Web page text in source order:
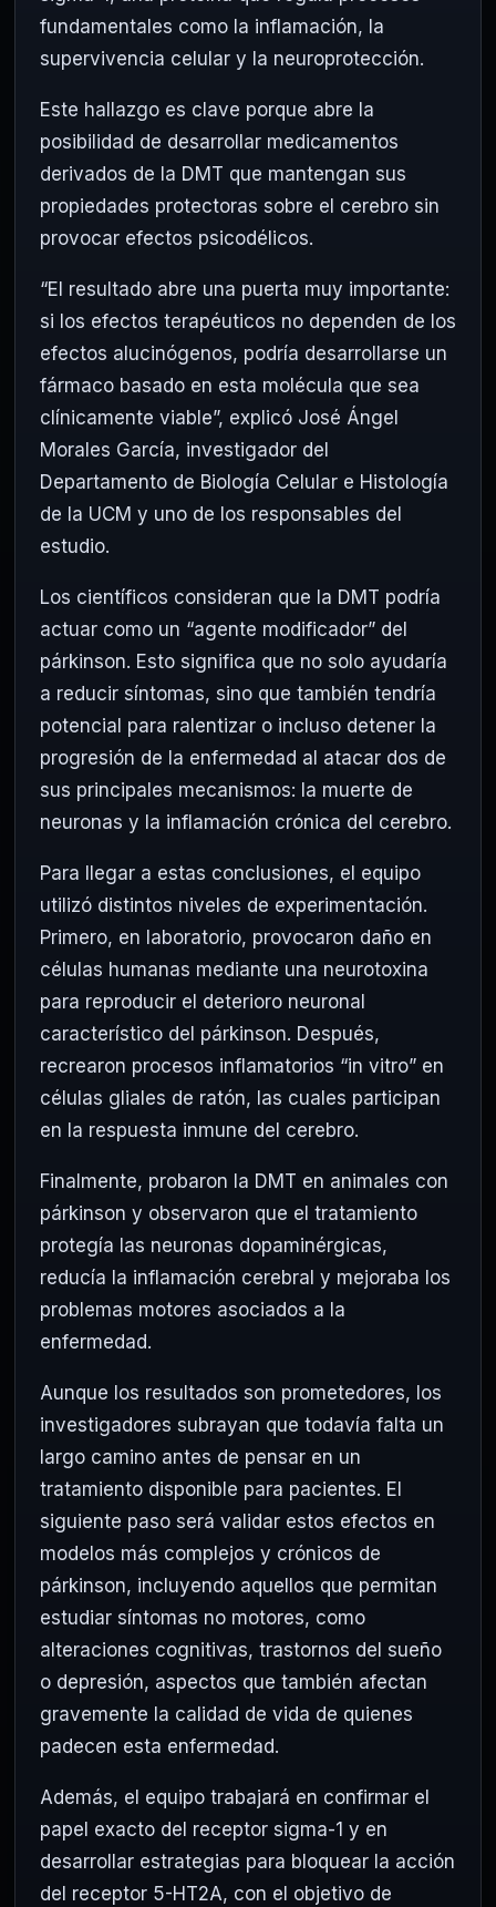
fundamentales como la inflamación, la
supervivencia celular y la neuroprotección.
Este hallazgo es clave porque abre la
posibilidad de desarrollar medicamentos
derivados de la DMT que mantengan sus
propiedades protectoras sobre el cerebro sin
provocar efectos psicodélicos.
“El resultado abre una puerta muy importante:
si los efectos terapéuticos no dependen de los
efectos alucinógenos, podría desarrollarse un
fármaco basado en esta molécula que sea
clínicamente viable”, explicó José Ángel
Morales García, investigador del
Departamento de Biología Celular e Histología
de la UCM y uno de los responsables del
estudio.
Los científicos consideran que la DMT podría
actuar como un “agente modificador” del
párkinson. Esto significa que no solo ayudaría
a reducir síntomas, sino que también tendría
potencial para ralentizar o incluso detener la
progresión de la enfermedad al atacar dos de
sus principales mecanismos: la muerte de
neuronas y la inflamación crónica del cerebro.
Para llegar a estas conclusiones, el equipo
utilizó distintos niveles de experimentación.
Primero, en laboratorio, provocaron daño en
células humanas mediante una neurotoxina
para reproducir el deterioro neuronal
característico del párkinson. Después,
recrearon procesos inflamatorios “in vitro” en
células gliales de ratón, las cuales participan
en la respuesta inmune del cerebro.
Finalmente, probaron la DMT en animales con
párkinson y observaron que el tratamiento
protegía las neuronas dopaminérgicas,
reducía la inflamación cerebral y mejoraba los
problemas motores asociados a la
enfermedad.
Aunque los resultados son prometedores, los
investigadores subrayan que todavía falta un
largo camino antes de pensar en un
tratamiento disponible para pacientes. El
siguiente paso será validar estos efectos en
modelos más complejos y crónicos de
párkinson, incluyendo aquellos que permitan
estudiar síntomas no motores, como
alteraciones cognitivas, trastornos del sueño
o depresión, aspectos que también afectan
gravemente la calidad de vida de quienes
padecen esta enfermedad.
Además, el equipo trabajará en confirmar el
papel exacto del receptor sigma-1 y en
desarrollar estrategias para bloquear la acción
del receptor 5-HT2A, con el objetivo de